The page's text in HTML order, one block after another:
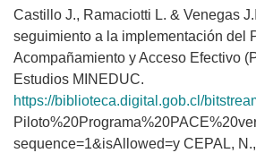
Castillo J., Ramaciotti L. & Venegas
seguimiento a la implementación del
Acompañamiento y Acceso Efectivo
Estudios MINEDUC.
https://biblioteca.digital.gob.cl/bitstream/handle/
sequence=1&isAllowed=y CEPAL,